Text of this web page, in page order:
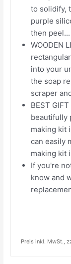
to solidify,
purple
then peel...
WOODEN
into your
the soap
scraper
BEST
beautifully
making kit
can easily
making kit
If you're
know and
Preis inkl. MwSt.,